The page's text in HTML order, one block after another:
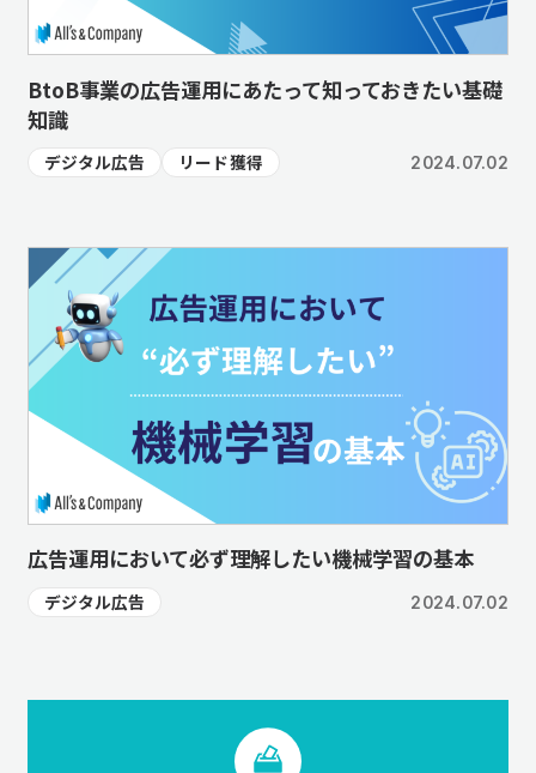
BtoB事業の広告運用にあたって知っておきたい基礎
知識
デジタル広告 リード獲得 2024.07.02
広告運用において必ず理解したい機械学習の基本
デジタル広告 2024.07.02